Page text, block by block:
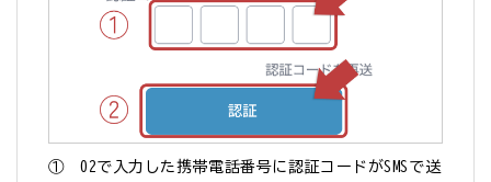
① 02で入力した携帯電話番号に認証コードがSMSで送